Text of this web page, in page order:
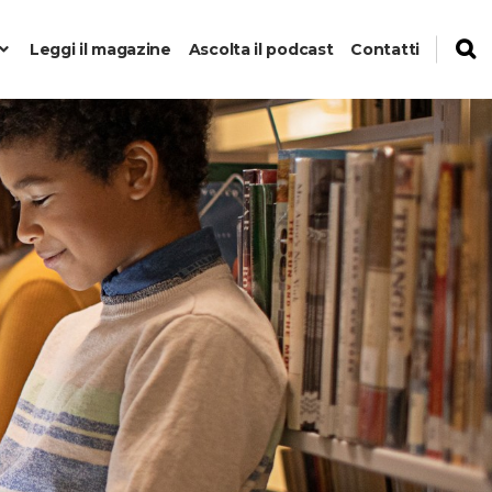
del
Leggi il magazine Ascolta il podcast Contatti